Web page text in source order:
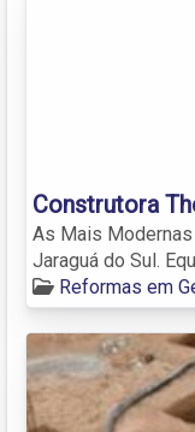
Construtora
As Mais
Jaraguá do Sul.
Reformas em